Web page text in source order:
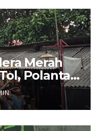
Merah
Polantas
Miskin